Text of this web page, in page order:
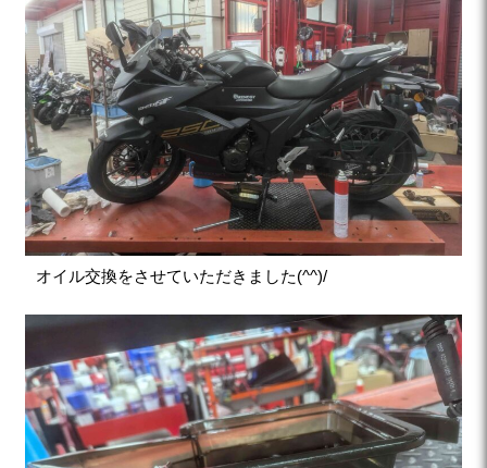
オイル交換をさせていただきました(^^)/